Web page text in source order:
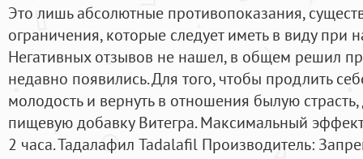
Это лишь абсолютные противопоказания,
ограничения, которые следует иметь в виду при
Негативных отзывов не нашел, в общем решил
недавно появились. Для того, чтобы продлить
молодость и вернуть в отношения былую
пищевую добавку Витегра. Максимальный
2 часа. Тадалафил Tadalafil Производитель: